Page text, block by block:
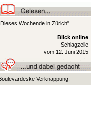
Wochende in Zürich"
Blick online
Schlagzeile
vom 12. Juni 2015
Verknappung.